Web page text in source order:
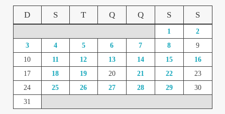
D S T Q Q S S
1
2
3
4 5 6 7 8
9
10
11 12 13 14 15
16
17
18 19 20 21 22
23
24
25 26 27 28 29
30
31